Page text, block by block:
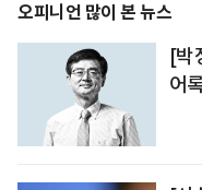
오피니언 많이 본 뉴스
[박
어